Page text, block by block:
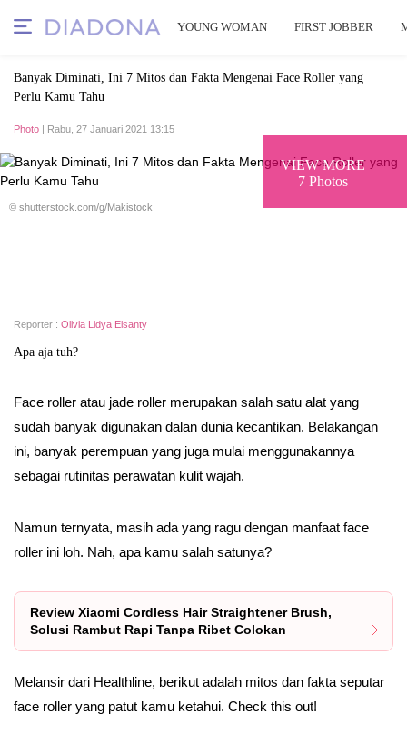
YOUNG WOMAN FIRST JOBBER
Banyak Diminati, Ini 7 Mitos dan Fakta Mengenai Face Roller yang
Perlu Kamu Tahu
Photo | Rabu, 27 Januari 2021 13:15
VIEW MORE
7 Photos
© shutterstock.com/g/Makistock
Reporter : Olivia Lidya Elsanty
Apa aja tuh?
Face roller atau jade roller merupakan salah satu alat yang
sudah banyak digunakan dalan dunia kecantikan. Belakangan
ini, banyak perempuan yang juga mulai menggunakannya
sebagai rutinitas perawatan kulit wajah.
Namun ternyata, masih ada yang ragu dengan manfaat face
roller ini loh. Nah, apa kamu salah satunya?
Review Xiaomi Cordless Hair Straightener Brush,
Solusi Rambut Rapi Tanpa Ribet Colokan
Melansir dari Healthline, berikut adalah mitos dan fakta seputar
face roller yang patut kamu ketahui. Check this out!